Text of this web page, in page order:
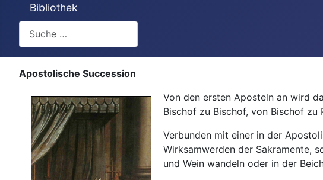
Bibliothek
Suchen
Apostolische Succession
Von den ersten Aposteln an wird
Bischof zu Bischof, von Bischof
Verbunden mit einer in der
Wirksamwerden der Sakramente,
und Wein wandeln oder in der